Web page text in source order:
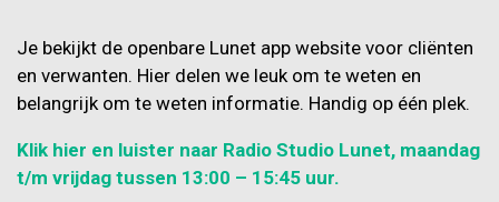
Je bekijkt de openbare Lunet app website voor cliënten
en verwanten. Hier delen we leuk om te weten en
belangrijk om te weten informatie. Handig op één plek.
Klik hier en luister naar Radio Studio Lunet, maandag
t/m vrijdag tussen 13:00 – 15:45 uur.